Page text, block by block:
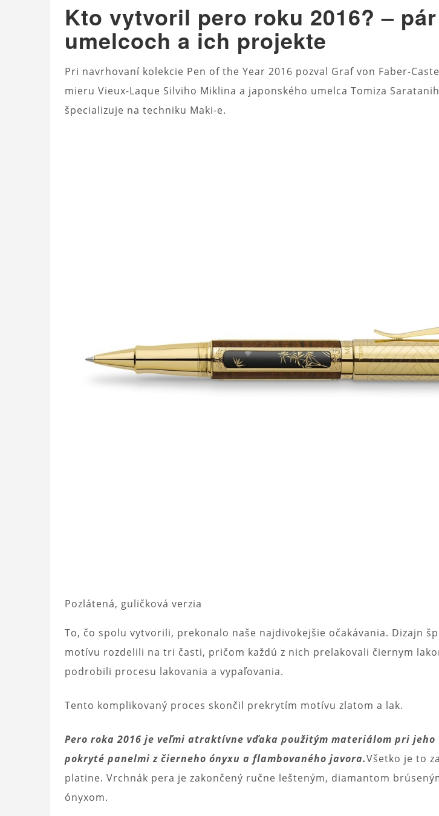
Kto vytvoril pero roku 2016? –
umelcoch a ich projekte
Pri navrhovaní kolekcie Pen of the Year 2016 pozval Graf von Faber-
mieru Vieux-Laque Silviho Miklina a japonského umelca Tomiza
špecializuje na techniku ​​Maki-e.
Pozlátená, guličková verzia
To, čo spolu vytvorili, prekonalo naše najdivokejšie očakávania. Dizajn
motívu rozdelili na tri časti, pričom každú z nich prelakovali čiernym
podrobili procesu lakovania a vypaľovania.
Tento komplikovaný proces skončil prekrytím motívu zlatom a lak.
Pero roka 2016 je veľmi atraktívne vďaka použitým materiálom pri jeho
pokryté panelmi z čierneho ónyxu a flambovaného javora.Všetko je to
platine. Vrchnák pera je zakončený ručne lešteným, diamantom
ónyxom.